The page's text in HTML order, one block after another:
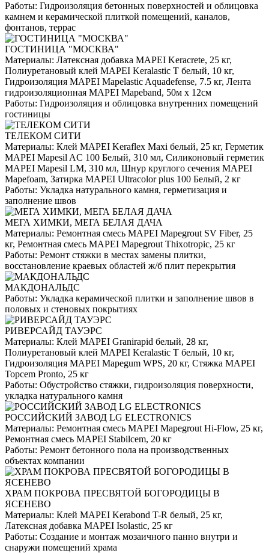
Работы: Гидроизоляция бетонных поверхностей и облицовка
камнем и керамической плиткой помещений, каналов,
фонтанов, террас
ГОСТИНИЦА "МОСКВА"
Материалы: Латексная добавка MAPEI Keracrete, 25 кг,
Полиуретановый клей MAPEI Keralastic T белый, 10 кг,
Гидроизоляция MAPEI Mapelastic Aquadefense, 7.5 кг, Лента
гидроизоляционная MAPEI Mapeband, 50м x 12см
Работы: Гидроизоляция и облицовка внутренних помещений
гостиницы
ТЕЛЕКОМ СИТИ
Материалы: Клей MAPEI Keraflex Maxi белый, 25 кг, Герметик
MAPEI Mapesil AC 100 Белый, 310 мл, Силиконовый герметик
MAPEI Mapesil LM, 310 мл, Шнур круглого сечения MAPEI
Mapefoam, Затирка MAPEI Ultracolor plus 100 Белый, 2 кг
Работы: Укладка натурального камня, герметизация и
заполнение швов
МЕГА ХИМКИ, МЕГА БЕЛАЯ ДАЧА
Материалы: Ремонтная смесь MAPEI Mapegrout SV Fiber, 25
кг, Ремонтная смесь MAPEI Mapegrout Thixotropic, 25 кг
Работы: Ремонт стяжки в местах замены плитки,
восстановление краевых областей ж/б плит перекрытия
МАКДОНАЛЬДС
Работы: Укладка керамической плитки и заполнение швов в
половых и стеновых покрытиях
РИВЕРСАЙД ТАУЭРС
Материалы: Клей MAPEI Granirapid белый, 28 кг,
Полиуретановый клей MAPEI Keralastic T белый, 10 кг,
Гидроизоляция MAPEI Mapegum WPS, 20 кг, Стяжка MAPEI
Topcem Pronto, 25 кг
Работы: Обустройство стяжки, гидроизоляция поверхности,
укладка натурального камня
РОССИЙСКИЙ ЗАВОД LG ELECTRONICS
Материалы: Ремонтная смесь MAPEI Mapegrout Hi-Flow, 25 кг,
Ремонтная смесь MAPEI Stabilcem, 20 кг
Работы: Ремонт бетонного пола на производственных
объектах компании
ХРАМ ПОКРОВА ПРЕСВЯТОЙ БОГОРОДИЦЫ В
ЯСЕНЕВО
Материалы: Клей MAPEI Kerabond T-R белый, 25 кг,
Латексная добавка MAPEI Isolastic, 25 кг
Работы: Создание и монтаж мозаичного панно внутри и
снаружи помещений храма